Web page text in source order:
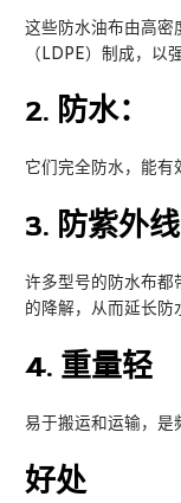
这些防水油布由高密
（LDPE）制成，以
2. 防水：
它们完全防水，能有
3. 防紫外线
许多型号的防水布都
的降解，从而延长防
4. 重量轻
易于搬运和运输，是
好处